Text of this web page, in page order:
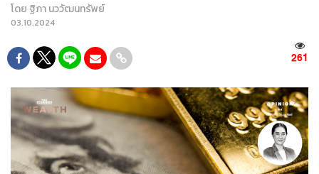
โดย ฐิภา นววัฒนทรัพย์
03.10.2024
261